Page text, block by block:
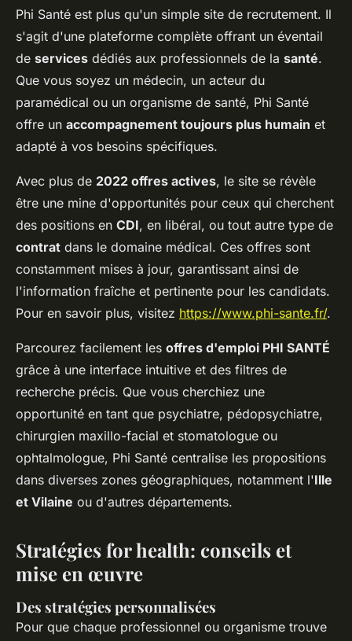
Phi Santé est plus qu'un simple site de recrutement. Il
s'agit d'une plateforme complète offrant un éventail
de services dédiés aux professionnels de la santé.
Que vous soyez un médecin, un acteur du
paramédical ou un organisme de santé, Phi Santé
offre un accompagnement toujours plus humain et
adapté à vos besoins spécifiques.
Avec plus de 2022 offres actives, le site se révèle
être une mine d'opportunités pour ceux qui cherchent
des positions en CDI, en libéral, ou tout autre type de
contrat dans le domaine médical. Ces offres sont
constamment mises à jour, garantissant ainsi de
l'information fraîche et pertinente pour les candidats.
Pour en savoir plus, visitez https://www.phi-sante.fr/.
Parcourez facilement les offres d'emploi PHI SANTÉ
grâce à une interface intuitive et des filtres de
recherche précis. Que vous cherchiez une
opportunité en tant que psychiatre, pédopsychiatre,
chirurgien maxillo-facial et stomatologue ou
ophtalmologue, Phi Santé centralise les propositions
dans diverses zones géographiques, notamment l'Ille
et Vilaine ou d'autres départements.
Stratégies for health: conseils et
mise en œuvre
Des stratégies personnalisées
Pour que chaque professionnel ou organisme trouve